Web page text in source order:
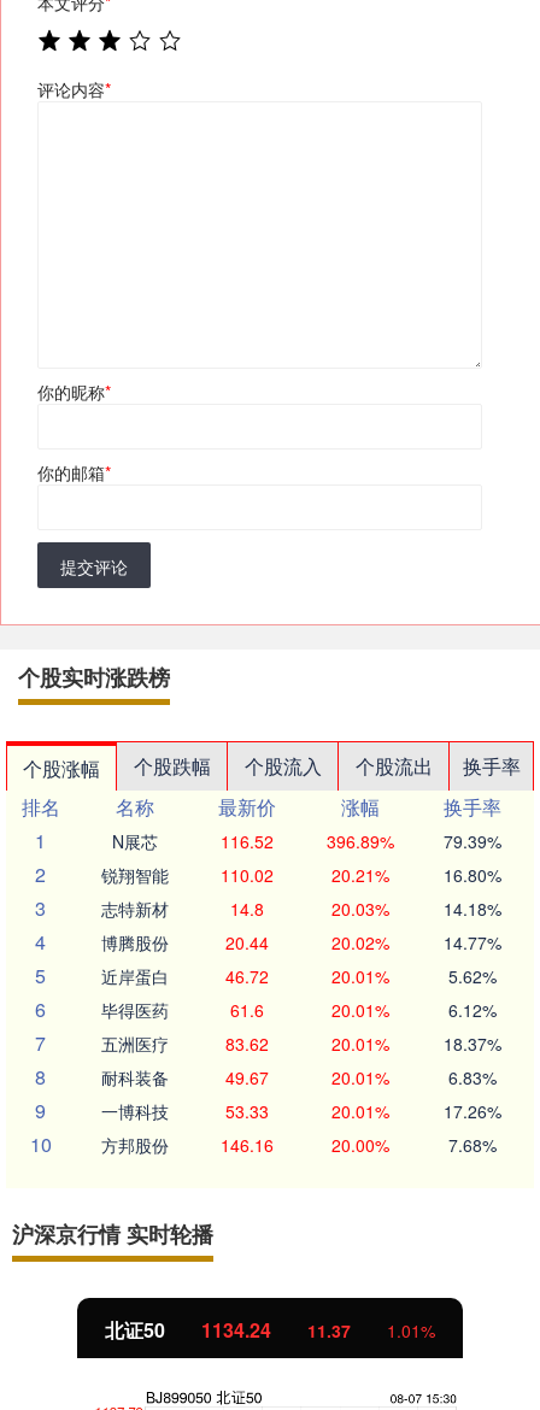
评论内容*
你的昵称*
你的邮箱*
提交评论
个股实时涨跌榜
个股涨幅 个股跌幅 个股流入 个股流出
换手率
排名
名称 最新价 涨幅
换手率
1
N展芯 116.52 396.89% 79.39%
2 锐翔智能 110.02 20.21% 16.80%
3 志特新材 14.8 20.03% 14.18%
4 博腾股份 20.44 20.02% 14.77%
5 近岸蛋白 46.72 20.01% 5.62%
6 毕得医药 61.6 20.01% 6.12%
7 五洲医疗 83.62 20.01% 18.37%
8 耐科装备 49.67 20.01% 6.83%
9 一博科技 53.33 20.01% 17.26%
10 方邦股份 146.16 20.00% 7.68%
沪深京行情 实时轮播
北证50 1134.24 11.37 1.01%